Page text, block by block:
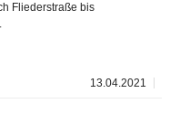
Fliederstraße bis
13.04.2021